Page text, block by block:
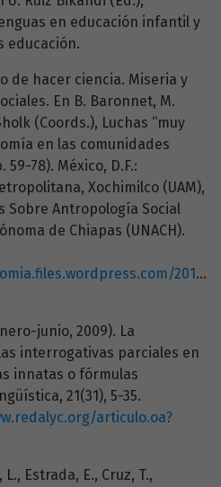
en educación infantil y
educación.
de hacer ciencia. Miseria y
En B. Baronnet, M.
(Coords.), Luchas “muy
en las comunidades
78). México, D.F.:
Xochimilco (UAM),
Sobre Antropología Social
de Chiapas (UNACH).
2013/
junio, 2009). La
interrogativas parciales en
innatas o fórmulas
21(31), 5-35.
articulo.oa?
Estrada, E., Cruz, T.,